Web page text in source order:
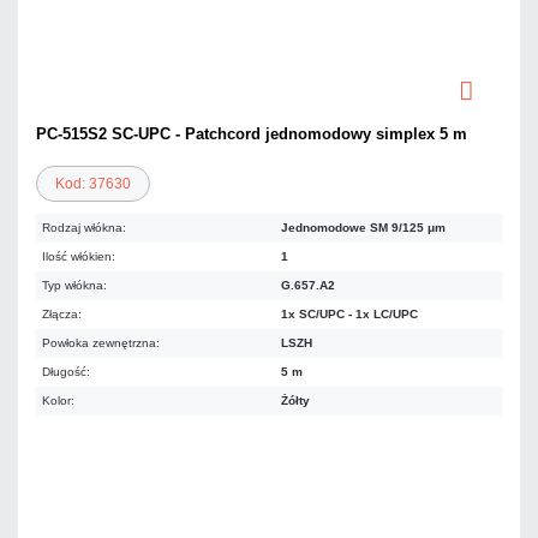
PC-515S2 SC-UPC - Patchcord jednomodowy simplex 5 m
Kod: 37630
Rodzaj włókna: Jednomodowe SM 9/125 μm
Ilość włókien: 1
Typ włókna: G.657.A2
Złącza: 1x SC/UPC - 1x LC/UPC
Powłoka zewnętrzna: LSZH
Długość: 5 m
Kolor: Żółty